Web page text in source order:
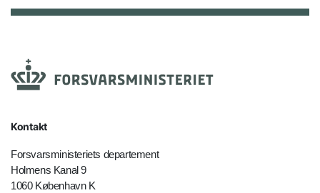
Kontakt
Forsvarsministeriets departement
Holmens Kanal 9
1060 København K